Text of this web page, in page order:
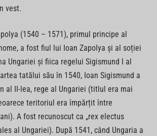
vest.
(1540 – 1571), primul principe al
a fost fiul lui Ioan Zapolya și al soției
Ungariei și fiica regelui Sigismund I al
tatălui său în 1540, Ioan Sigismund a
al II-lea, rege al Ungariei (titlul era mai
teritoriul era împărțit între
A fost recunoscut ca „rex electus
al Ungariei). După 1541, când Ungaria a